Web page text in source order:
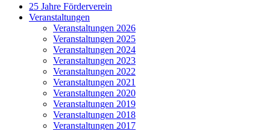
25 Jahre Förderverein
Veranstaltungen
Veranstaltungen 2026
Veranstaltungen 2025
Veranstaltungen 2024
Veranstaltungen 2023
Veranstaltungen 2022
Veranstaltungen 2021
Veranstaltungen 2020
Veranstaltungen 2019
Veranstaltungen 2018
Veranstaltungen 2017